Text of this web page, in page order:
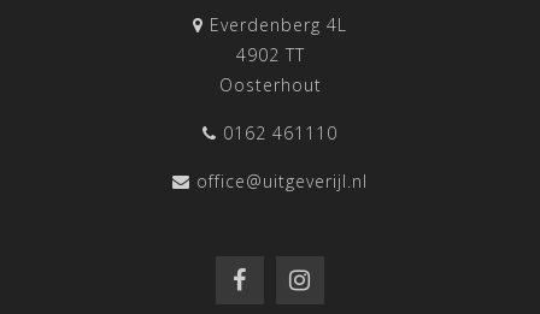
Everdenberg 4L
4902 TT
Oosterhout
0162 461110
office@uitgeverijl.nl